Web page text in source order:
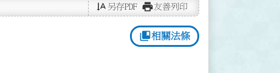
text_rotate_vertical 另存PDF print友善列印
collections_bookmark相關法條